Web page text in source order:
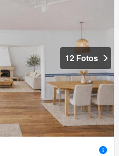
12 Fotos